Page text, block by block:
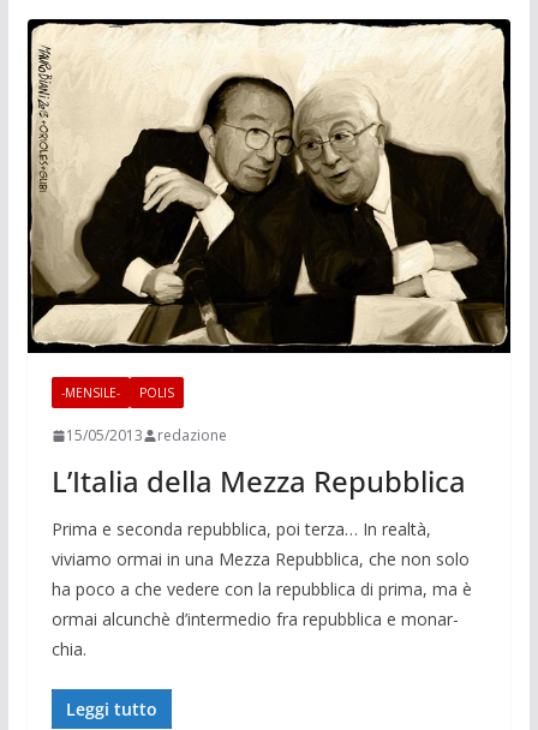
-MENSILE- POLIS
15/05/2013 redazione
L’Italia della Mezza Repubblica
Prima e seconda repubblica, poi terza… In realtà,
viviamo ormai in una Mezza Re­pubblica, che non solo
ha poco a che vede­re con la repubblica di prima, ma è
ormai alcunchè d’intermedio fra repubblica e monar­
chia.
Leggi tutto